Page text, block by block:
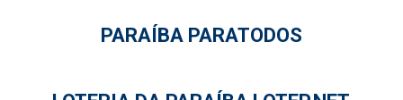
PARAÍBA PARATODOS